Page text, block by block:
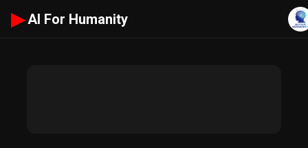
▶ AI For Humanity